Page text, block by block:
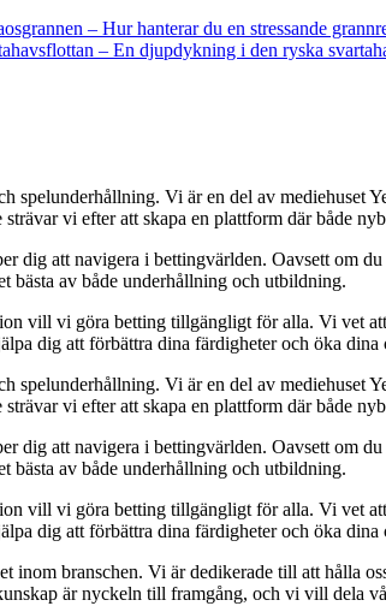
– Hur hanterar du en stressande
– En djupdykning i den ryska
Vi är en del av mediehuset
vi efter att skapa en plattform där både
dig att navigera i bettingvärlden. Oavsett om
bästa av både underhållning och utbildning.
vill vi göra betting tillgängligt för alla. Vi vet
dig att förbättra dina färdigheter och öka dina
Vi är en del av mediehuset
vi efter att skapa en plattform där både
dig att navigera i bettingvärlden. Oavsett om
bästa av både underhållning och utbildning.
vill vi göra betting tillgängligt för alla. Vi vet
dig att förbättra dina färdigheter och öka dina
inom branschen. Vi är dedikerade till att hålla
är nyckeln till framgång, och vi vill dela